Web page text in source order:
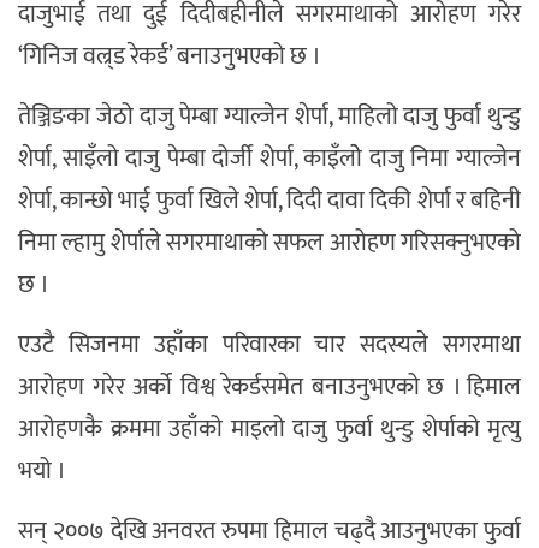
दाजुभाई तथा दुई दिदीबहीनीले सगरमाथाको आरोहण गरेर
‘गिनिज वल्र्ड रेकर्ड’ बनाउनुभएको छ ।
तेञ्जिङका जेठो दाजु पेम्बा ग्याल्जेन शेर्पा, माहिलो दाजु फुर्वा थुन्डु
शेर्पा, साइँलो दाजु पेम्बा दोर्जी शेर्पा, काइँलोे दाजु निमा ग्याल्जेन
शेर्पा, कान्छो भाई फुर्वा खिले शेर्पा, दिदी दावा दिकी शेर्पा र बहिनी
निमा ल्हामु शेर्पाले सगरमाथाको सफल आरोहण गरिसक्नुभएको
छ ।
एउटै सिजनमा उहाँका परिवारका चार सदस्यले सगरमाथा
आरोहण गरेर अर्को विश्व रेकर्डसमेत बनाउनुभएको छ । हिमाल
आरोहणकै क्रममा उहाँको माइलो दाजु फुर्वा थुन्डु शेर्पाको मृत्यु
भयो ।
सन् २००७ देखि अनवरत रुपमा हिमाल चढ्दै आउनुभएका फुर्वा